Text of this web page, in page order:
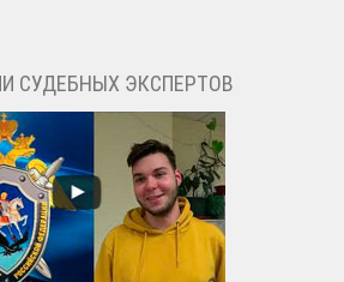
СУДЕБНЫХ ЭКСПЕРТОВ